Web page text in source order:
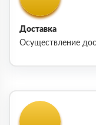
Доставка
Осуществление